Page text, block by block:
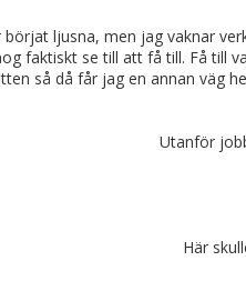
ljusna, men jag vaknar
faktiskt se till att få till. Få till
så då får jag en annan väg
Utanför
Här